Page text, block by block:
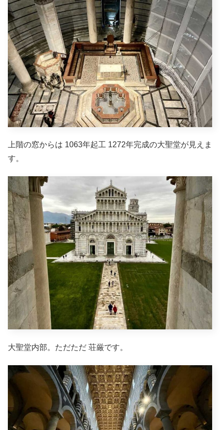
上階の窓からは 1063年起工 1272年完成の大聖堂が見えま
す。
大聖堂内部。ただただ 荘厳です。